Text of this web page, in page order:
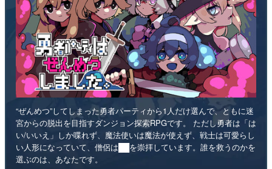
“ぜんめつ”してしまった勇者パーティから1人だけ選んで、ともに迷
宮からの脱出を目指すダンジョン探索RPGです。 ただし勇者は「は
い/いいえ」しか喋れず、魔法使いは魔法が使えず、戦士は可愛らし
い人形になっていて、僧侶は██を崇拝しています。誰を救うのかを
選ぶのは、あなたです。